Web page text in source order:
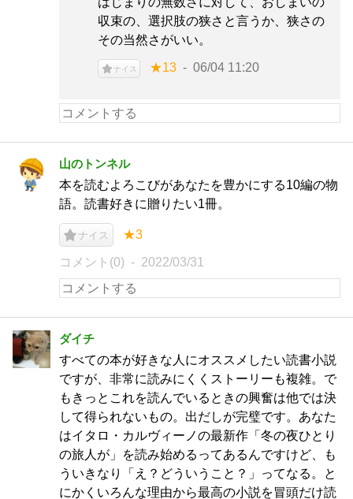
収束の、選択肢の狭さと言うか、狭さの
その当然さがいい。
ナイス ★13 06/04 11:20
山のトンネル
本を読むよろこびがあなたを豊かにする10編の物
語。読書好きに贈りたい1冊。
ナイス ★3
コメント(0) 2022/03/31
ダイチ
すべての本が好きな人にオススメしたい読書小説
ですが、非常に読みにくくストーリーも複雑。で
もきっとこれを読んでいるときの興奮は他では決
して得られないもの。出だしが完璧です。あなた
はイタロ・カルヴィーノの最新作「冬の夜ひとり
の旅人が」を読み始めるってあるんですけど、も
ういきなり「え？どういうこと？」ってなる。と
にかくいろんな理由から最高の小説を冒頭だけ読